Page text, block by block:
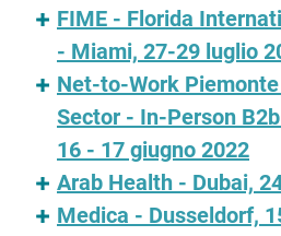
FIME - Florida
- Miami, 27-29 luglio
Net-to-Work
Sector - In-Person
16 - 17 giugno 2022
Arab Health - Dubai,
Medica - Dusseldorf,